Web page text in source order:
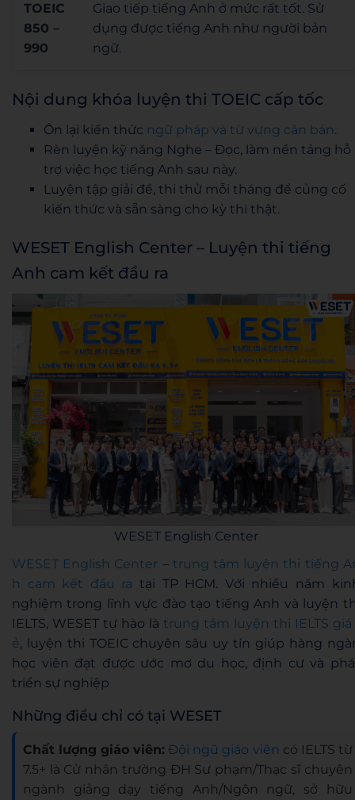
TOEIC
850 –
990
Giao tiếp tiếng Anh ở mức rất tốt. Sử
dụng được tiếng Anh như người bản
ngữ.
Nội dung khóa luyện thi TOEIC cấp tốc
Ôn lại kiến thức ngữ pháp và từ vựng căn bản.
Rèn luyện kỹ năng Nghe – Đọc, làm nền tảng hỗ
trợ việc học tiếng Anh sau này.
Luyện tập giải đề, thi thử mỗi tháng để củng cố
kiến thức và sẵn sàng cho kỳ thi thật.
WESET English Center – Luyện thi tiếng
Anh cam kết đầu ra
WESET English Center
WESET English Center – trung tâm luyện thi tiếng
h cam kết đầu ra tại TP HCM. Với nhiều năm
nghiệm trong lĩnh vực đào tạo tiếng Anh và luyện
IELTS, WESET tự hào là trung tâm luyện thi IELTS giá
ẻ, luyện thi TOEIC chuyên sâu uy tín giúp hàng
học viên đạt được ước mơ du học, định cư và
triển sự nghiệp
Những điều chỉ có tại WESET
Chất lượng giáo viên: Đội ngũ giáo viên có IELTS từ
7.5+ là Cử nhân trường ĐH Sư phạm/Thạc sĩ chuyên
ngành giảng dạy tiếng Anh/Ngôn ngữ, sở hữu